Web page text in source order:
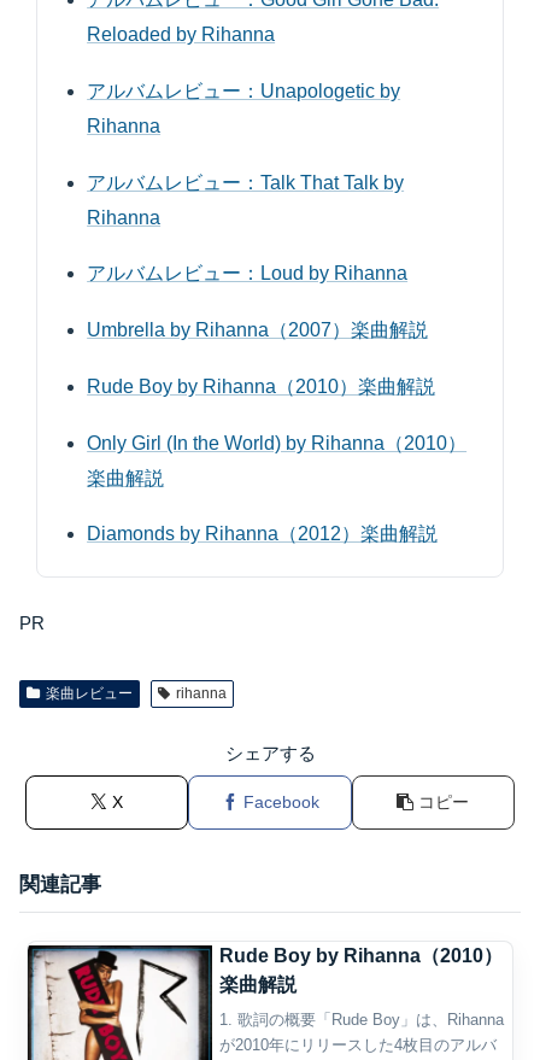
Reloaded by Rihanna
アルバムレビュー：Unapologetic by
Rihanna
アルバムレビュー：Talk That Talk by
Rihanna
アルバムレビュー：Loud by Rihanna
Umbrella by Rihanna（2007）楽曲解説
Rude Boy by Rihanna（2010）楽曲解説
Only Girl (In the World) by Rihanna（2010）
楽曲解説
Diamonds by Rihanna（2012）楽曲解説
PR
楽曲レビュー rihanna
シェアする
X Facebook コピー
関連記事
Rude Boy by Rihanna（2010）
楽曲解説
1. 歌詞の概要「Rude Boy」は、Rihanna
が2010年にリリースした4枚目のアルバ